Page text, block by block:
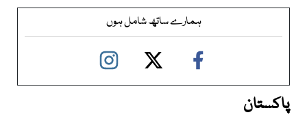
ہمارے ساتھ شامل ہوں
پاکستان